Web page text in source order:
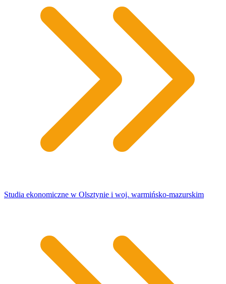
Studia ekonomiczne w Olsztynie i woj. warmińsko-mazurskim